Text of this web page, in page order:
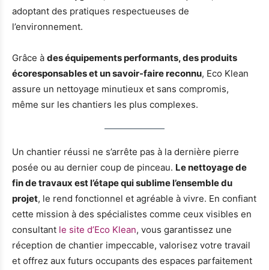
adoptant des pratiques respectueuses de
l’environnement.
Grâce à des équipements performants, des produits
écoresponsables et un savoir-faire reconnu, Eco Klean
assure un nettoyage minutieux et sans compromis,
même sur les chantiers les plus complexes.
Un chantier réussi ne s’arrête pas à la dernière pierre
posée ou au dernier coup de pinceau. Le nettoyage de
fin de travaux est l’étape qui sublime l’ensemble du
projet, le rend fonctionnel et agréable à vivre. En confiant
cette mission à des spécialistes comme ceux visibles en
consultant le site d’Eco Klean, vous garantissez une
réception de chantier impeccable, valorisez votre travail
et offrez aux futurs occupants des espaces parfaitement